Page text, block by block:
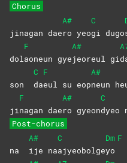
Chorus
jinagan dae
A#
ro yeo
C
gi dugo
dol
F
aoneun gye
A#
jeoreul gi
son
C
da
F
eul su eop
A#
neun
ji
F
nagan dae
A#
ro gyeon
C
dyeo
Post-chorus
na
A#
ije na
C
ajyeobolge
Dm
yo
F